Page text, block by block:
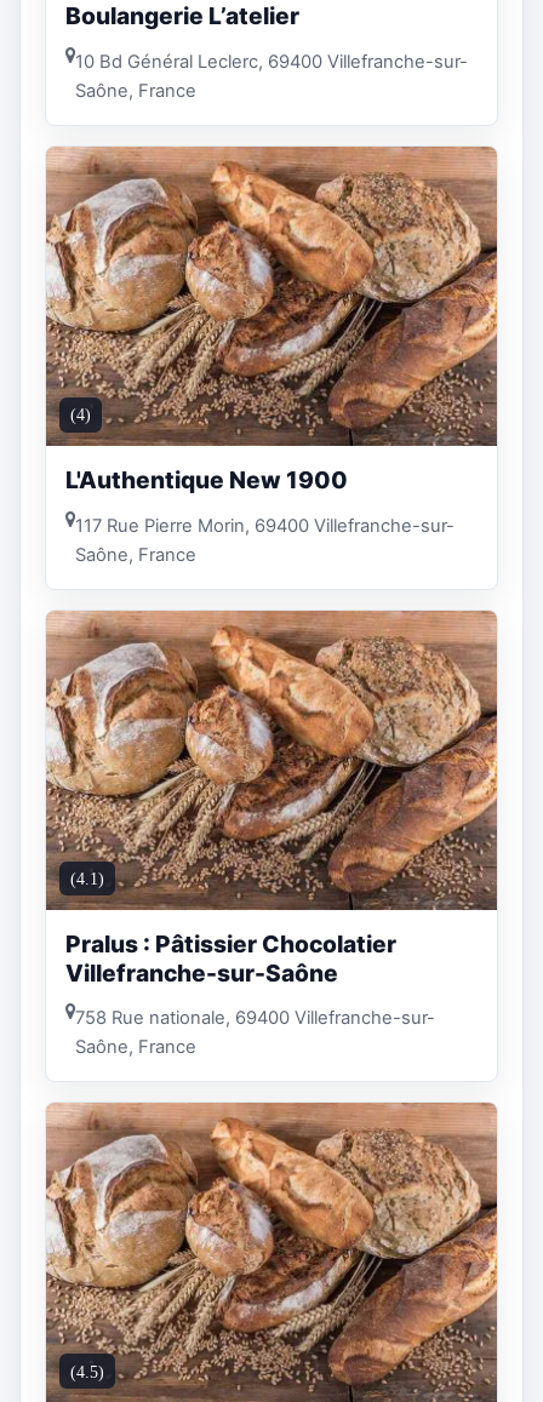
Boulangerie L’atelier
10 Bd Général Leclerc, 69400 Villefranche-sur-
Saône, France
(4)
L'Authentique New 1900
117 Rue Pierre Morin, 69400 Villefranche-sur-
Saône, France
(4.1)
Pralus : Pâtissier Chocolatier
Villefranche-sur-Saône
758 Rue nationale, 69400 Villefranche-sur-
Saône, France
(4.5)